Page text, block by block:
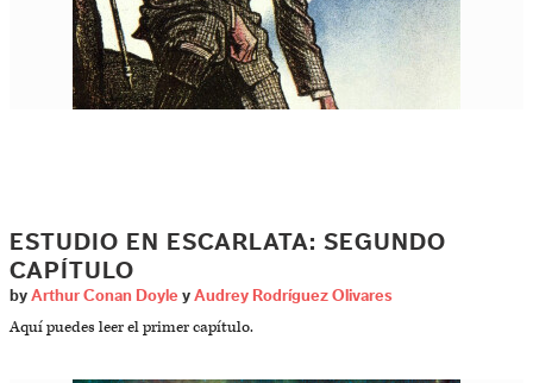
ESTUDIO EN ESCARLATA: SEGUNDO
CAPÍTULO
by Arthur Conan Doyle y Audrey Rodríguez Olivares
Aquí puedes leer el primer capítulo.